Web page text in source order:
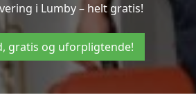
i Lumby – helt gratis!
gratis og uforpligtende!